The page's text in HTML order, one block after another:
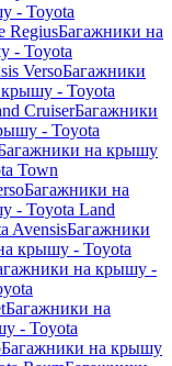
- Toyota
RegiusБагажники на
- Toyota
VersoБагажники
- Toyota
CruiserБагажники
- Toyota
на крышу
Town
Багажники на
- Toyota Land
AvensisБагажники
крышу - Toyota
на крышу -
Багажники на
- Toyota
Багажники на крышу